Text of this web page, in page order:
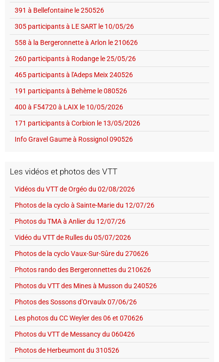
391 à Bellefontaine le 250526
305 participants à LE SART le 10/05/26
558 à la Bergeronnette à Arlon le 210626
260 participants à Rodange le 25/05/26
465 participants à l'Adeps Meix 240526
191 participants à Behème le 080526
400 à F54720 à LAIX le 10/05/2026
171 participants à Corbion le 13/05/2026
Info Gravel Gaume à Rossignol 090526
Les vidéos et photos des VTT
Vidéos du VTT de Orgéo du 02/08/2026
Photos de la cyclo à Sainte-Marie du 12/07/26
Photos du TMA à Anlier du 12/07/26
Vidéo du VTT de Rulles du 05/07/2026
Photos de la cyclo Vaux-Sur-Sûre du 270626
Photos rando des Bergeronnettes du 210626
Photos du VTT des Mines à Musson du 240526
Photos des Sossons d'Orvaulx 07/06/26
Les photos du CC Weyler des 06 et 070626
Photos du VTT de Messancy du 060426
Photos de Herbeumont du 310526